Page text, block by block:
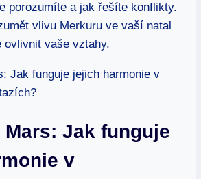
‍porozumíte a ⁣jak ⁤řešíte konflikty.
vlivu Merkuru ‍ve vaší natal
ovlivnit vaše ‌vztahy.
Mars: Jak funguje
v